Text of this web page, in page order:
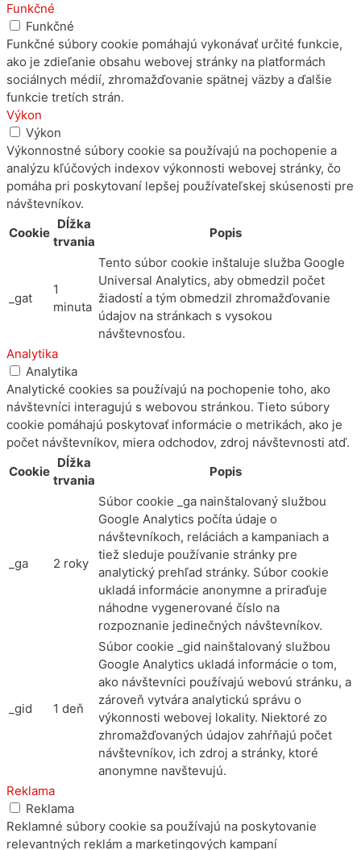
Funkčné
Funkčné
Funkčné súbory cookie pomáhajú vykonávať určité funkcie,
ako je zdieľanie obsahu webovej stránky na platformách
sociálnych médií, zhromažďovanie spätnej väzby a ďalšie
funkcie tretích strán.
Výkon
Výkon
Výkonnostné súbory cookie sa používajú na pochopenie a
analýzu kľúčových indexov výkonnosti webovej stránky, čo
pomáha pri poskytovaní lepšej používateľskej skúsenosti pre
návštevníkov.
Cookie
Dĺžka
trvania
Popis
_gat
1
minuta
Tento súbor cookie inštaluje služba Google
Universal Analytics, aby obmedzil počet
žiadostí a tým obmedzil zhromažďovanie
údajov na stránkach s vysokou
návštevnosťou.
Analytika
Analytika
Analytické cookies sa používajú na pochopenie toho, ako
návštevníci interagujú s webovou stránkou. Tieto súbory
cookie pomáhajú poskytovať informácie o metrikách, ako je
počet návštevníkov, miera odchodov, zdroj návštevnosti atď.
Cookie
Dĺžka
trvania
Popis
_ga 2 roky
Súbor cookie _ga nainštalovaný službou
Google Analytics počíta údaje o
návštevníkoch, reláciách a kampaniach a
tiež sleduje používanie stránky pre
analytický prehľad stránky. Súbor cookie
ukladá informácie anonymne a priraďuje
náhodne vygenerované číslo na
rozpoznanie jedinečných návštevníkov.
_gid 1 deň
Súbor cookie _gid nainštalovaný službou
Google Analytics ukladá informácie o tom,
ako návštevníci používajú webovú stránku, a
zároveň vytvára analytickú správu o
výkonnosti webovej lokality. Niektoré zo
zhromažďovaných údajov zahŕňajú počet
návštevníkov, ich zdroj a stránky, ktoré
anonymne navštevujú.
Reklama
Reklama
Reklamné súbory cookie sa používajú na poskytovanie
relevantných reklám a marketingových kampaní